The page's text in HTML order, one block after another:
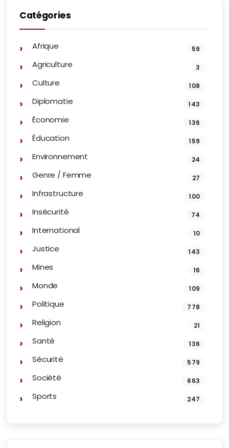
Catégories
Afrique 59
Agriculture 3
Culture 108
Diplomatie 143
Économie 136
Éducation 159
Environnement 24
Genre / Femme 27
Infrastructure 100
Insécurité 74
International 10
Justice 143
Mines 16
Monde 109
Politique 778
Religion 21
Santé 136
Sécurité 579
Société 663
Sports 247